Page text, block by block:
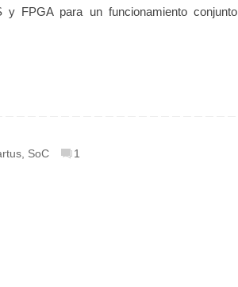
y FPGA para un funcionamiento conjunto
, SoC 1